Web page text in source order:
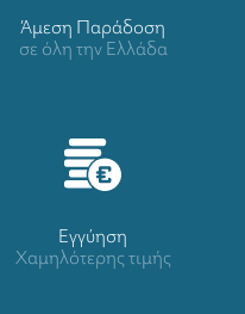
Άμεση Παράδοση
σε όλη την Ελλάδα
Eγγύηση
Χαμηλότερης τιμής